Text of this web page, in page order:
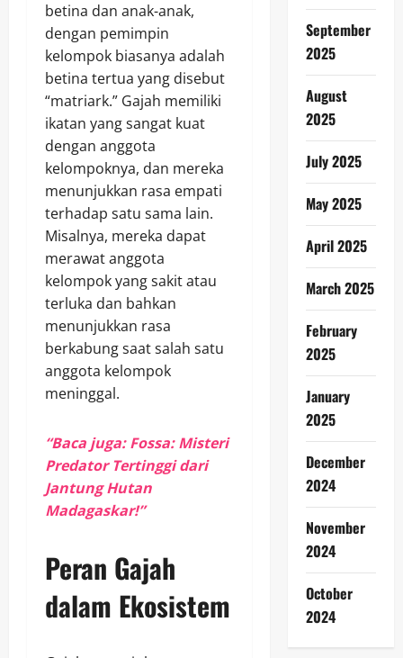
betina dan anak-anak,
dengan pemimpin
kelompok biasanya adalah
betina tertua yang disebut
“matriark.” Gajah memiliki
ikatan yang sangat kuat
dengan anggota
kelompoknya, dan mereka
menunjukkan rasa empati
terhadap satu sama lain.
Misalnya, mereka dapat
merawat anggota
kelompok yang sakit atau
terluka dan bahkan
menunjukkan rasa
berkabung saat salah satu
anggota kelompok
meninggal.
“Baca juga: Fossa: Misteri
Predator Tertinggi dari
Jantung Hutan
Madagaskar!”
Peran Gajah
dalam Ekosistem
September
2025
August
2025
July 2025
May 2025
April 2025
March 2025
February
2025
January
2025
December
2024
November
2024
October
2024